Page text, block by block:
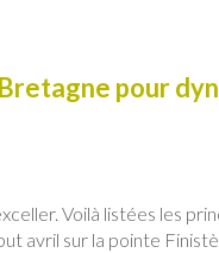
pour
Voilà listées les
avril sur la pointe